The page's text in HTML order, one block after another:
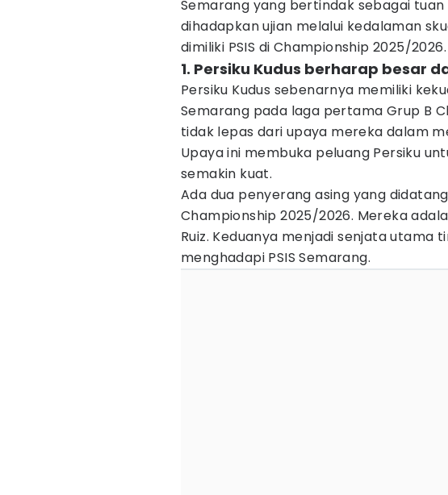
Semarang yang bertindak sebagai tuan
dihadapkan ujian melalui kedalaman
dimiliki PSIS di Championship 2025/2026.
1. Persiku Kudus berharap besar
Persiku Kudus sebenarnya memiliki
Semarang pada laga pertama Grup B
tidak lepas dari upaya mereka dalam
Upaya ini membuka peluang Persiku
semakin kuat.
Ada dua penyerang asing yang
Championship 2025/2026. Mereka
Ruiz. Keduanya menjadi senjata utama
menghadapi PSIS Semarang.